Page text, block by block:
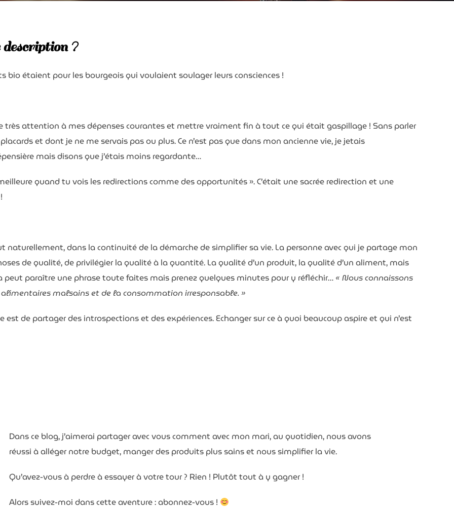
?
bio étaient pour les bourgeois qui voulaient soulager leurs consciences !
très attention à mes dépenses courantes et mettre vraiment fin à tout ce qui était gaspillage ! Sans parler
et dont je ne me servais pas ou plus. Ce n’est pas que dans mon ancienne vie, je jetais
mais disons que j’étais moins regardante…
quand tu vois les redirections comme des opportunités ». C’était une sacrée redirection et une
naturellement, dans la continuité de la démarche de simplifier sa vie. La personne avec qui je partage mon
de qualité, de privilégier la qualité à la quantité. La qualité d’un produit, la qualité d’un aliment, mais
peut paraître une phrase toute faites mais prenez quelques minutes pour y réfléchir… « Nous connaissons
malsains et de la consommation irresponsable. »
est de partager des introspections et des expériences. Echanger sur ce à quoi beaucoup aspire et qui n’est
Dans ce blog, j’aimerai partager avec vous comment avec mon mari, au quotidien, nous avons
réussi à alléger notre budget, manger des produits plus sains et nous simplifier la vie.
Qu’avez-vous à perdre à essayer à votre tour ? Rien ! Plutôt tout à y gagner !
Alors suivez-moi dans cette aventure : abonnez-vous !